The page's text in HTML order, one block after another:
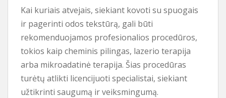
Kai kuriais atvejais, siekiant kovoti su spuogais
ir pagerinti odos tekstūrą, gali būti
rekomenduojamos profesionalios procedūros,
tokios kaip cheminis pilingas, lazerio terapija
arba mikroadatinė terapija. Šias procedūras
turėtų atlikti licencijuoti specialistai, siekiant
užtikrinti saugumą ir veiksmingumą.